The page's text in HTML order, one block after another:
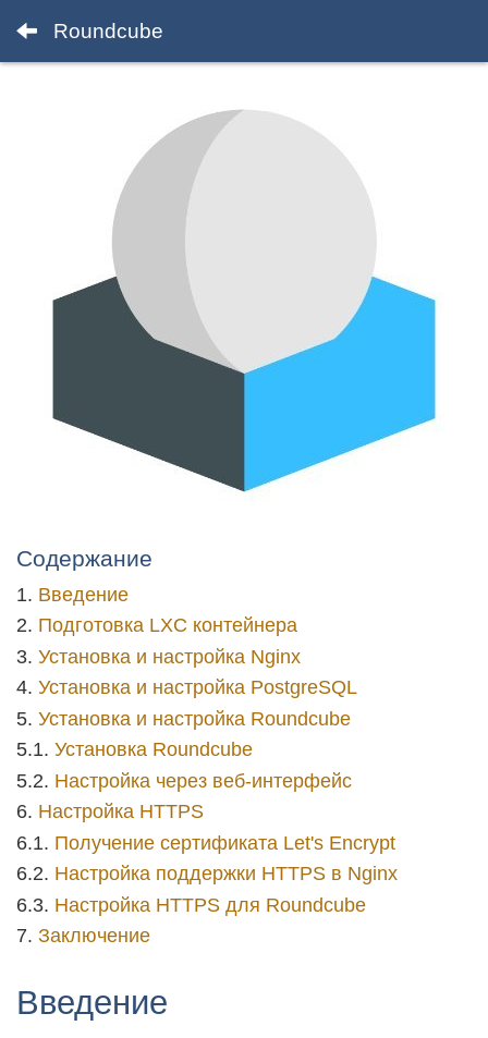
Roundcube
Содержание
Введение
Подготовка LXC контейнера
Установка и настройка Nginx
Установка и настройка PostgreSQL
Установка и настройка Roundcube
Установка Roundcube
Настройка через веб-интерфейс
Настройка HTTPS
Получение сертификата Let's Encrypt
Настройка поддержки HTTPS в Nginx
Настройка HTTPS для Roundcube
Заключение
Введение